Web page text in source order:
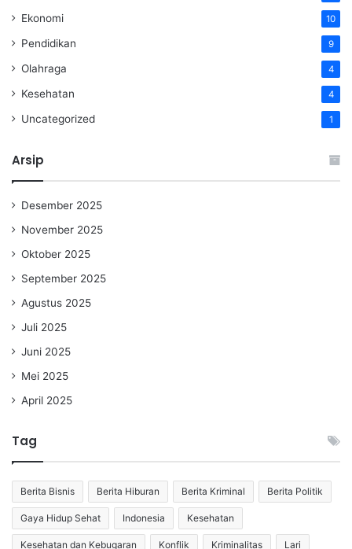
Ekonomi 10
Pendidikan 9
Olahraga 4
Kesehatan 4
Uncategorized 1
Arsip
Desember 2025
November 2025
Oktober 2025
September 2025
Agustus 2025
Juli 2025
Juni 2025
Mei 2025
April 2025
Tag
Berita Bisnis Berita Hiburan Berita Kriminal Berita Politik
Gaya Hidup Sehat Indonesia Kesehatan
Kesehatan dan Kebugaran Konflik Kriminalitas Lari